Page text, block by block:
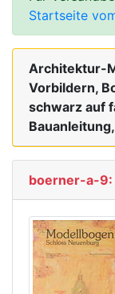
Startseite
Architektur-
Vorbildern,
schwarz auf
boerner-a-9: